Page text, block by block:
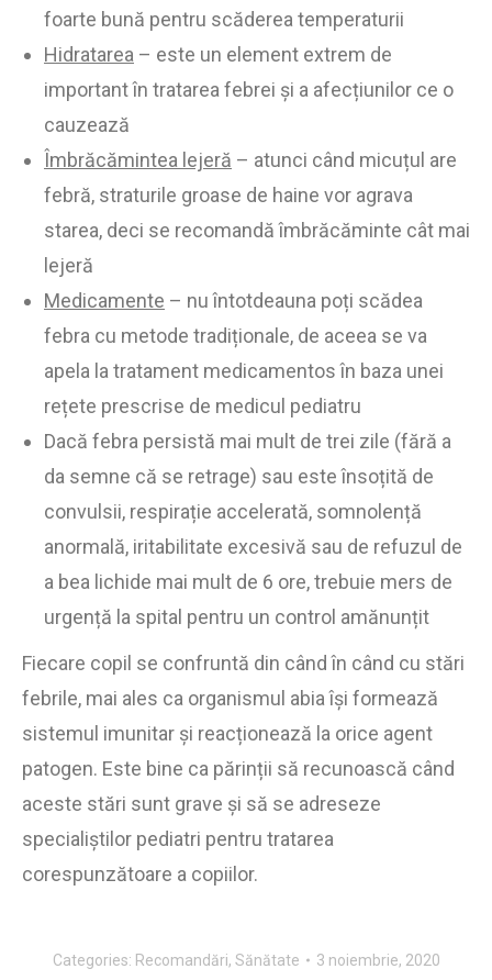
foarte bună pentru scăderea temperaturii
Hidratarea – este un element extrem de
important în tratarea febrei și a afecțiunilor ce o
cauzează
Îmbrăcămintea lejeră – atunci când micuțul are
febră, straturile groase de haine vor agrava
starea, deci se recomandă îmbrăcăminte cât mai
lejeră
Medicamente – nu întotdeauna poți scădea
febra cu metode tradiționale, de aceea se va
apela la tratament medicamentos în baza unei
rețete prescrise de medicul pediatru
Dacă febra persistă mai mult de trei zile (fără a
da semne că se retrage) sau este însoțită de
convulsii, respirație accelerată, somnolență
anormală, iritabilitate excesivă sau de refuzul de
a bea lichide mai mult de 6 ore, trebuie mers de
urgență la spital pentru un control amănunțit
Fiecare copil se confruntă din când în când cu stări
febrile, mai ales ca organismul abia își formează
sistemul imunitar și reacționează la orice agent
patogen. Este bine ca părinții să recunoască când
aceste stări sunt grave și să se adreseze
specialiștilor pediatri pentru tratarea
corespunzătoare a copiilor.
Categories: Recomandări, Sănătate 3 noiembrie, 2020